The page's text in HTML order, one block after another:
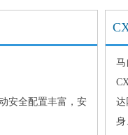
安全配置丰富，安
马
达
身